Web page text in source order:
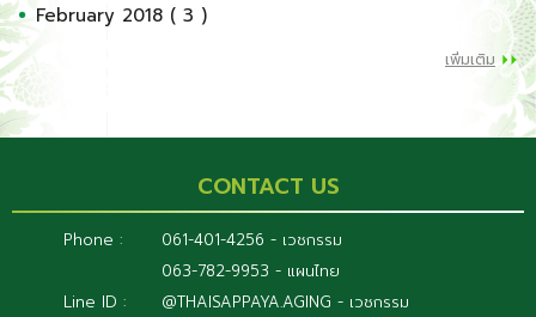
February 2018 ( 3 )
เพิ่มเติม
CONTACT US
Phone :
061-401-4256 - เวชกรรม
063-782-9953 - แผนไทย
Line ID :
@THAISAPPAYA.AGING - เวชกรรม